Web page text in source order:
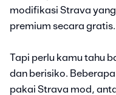
modifikasi Strava
premium secara gratis.
Tapi perlu kamu tahu
dan berisiko.
pakai Strava mod,